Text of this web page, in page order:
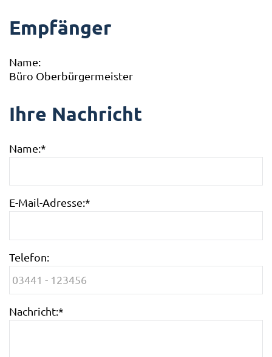
Empfänger
Name:
Büro Oberbürgermeister
Ihre Nachricht
Name:*
E-Mail-Adresse:*
Telefon:
Nachricht:*